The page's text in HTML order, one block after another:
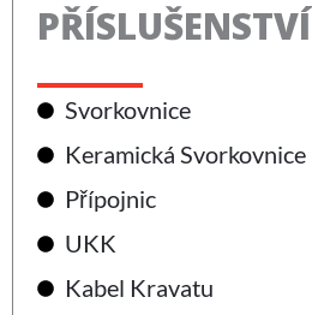
PŘÍSLUŠENSTVÍ
Svorkovnice
Keramická Svorkovnice
Přípojnic
UKK
Kabel Kravatu